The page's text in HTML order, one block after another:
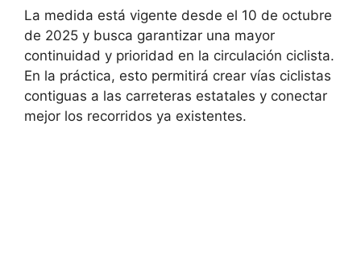
La medida está vigente desde el 10 de octubre
de 2025 y busca garantizar una mayor
continuidad y prioridad en la circulación ciclista.
En la práctica, esto permitirá crear vías ciclistas
contiguas a las carreteras estatales y conectar
mejor los recorridos ya existentes.